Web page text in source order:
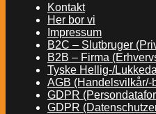
Kontakt
Her bor vi
Impressum
B2C – Slutbruger
B2B – Firma
Tyske Hellig-/
AGB (Handelsvilkår/-
GDPR
GDPR